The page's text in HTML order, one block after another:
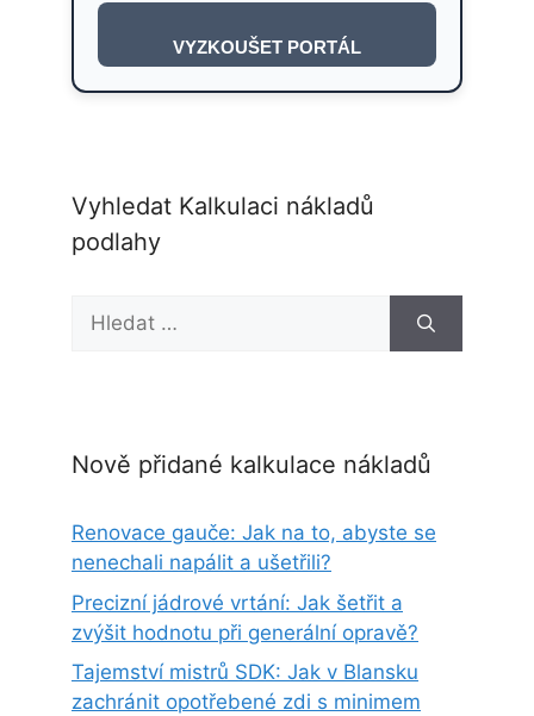
VYZKOUŠET PORTÁL
Vyhledat Kalkulaci nákladů
podlahy
Hledat:
Nově přidané kalkulace nákladů
Renovace gauče: Jak na to, abyste se
nenechali napálit a ušetřili?
Precizní jádrové vrtání: Jak šetřit a
zvýšit hodnotu při generální opravě?
Tajemství mistrů SDK: Jak v Blansku
zachránit opotřebené zdi s minimem